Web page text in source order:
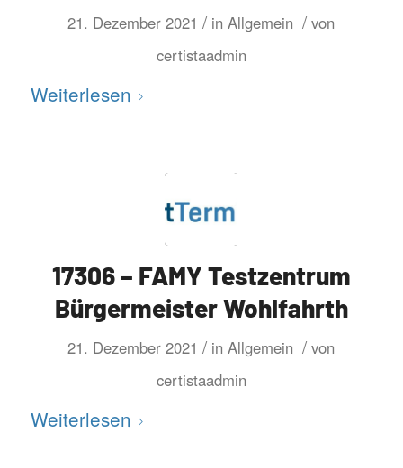
21. Dezember 2021 / inAllgemein / von
certistaadmin
Weiterlesen
17306 – FAMY Testzentrum
Bürgermeister Wohlfahrth
21. Dezember 2021 / inAllgemein / von
certistaadmin
Weiterlesen